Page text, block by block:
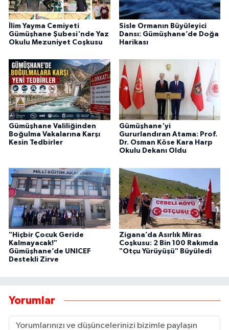
İlim Yayma Cemiyeti
Gümüşhane Şubesi'nde Yaz
Okulu Mezuniyet Coşkusu
Sisle Ormanın Büyüleyici
Dansı: Gümüşhane’de Doğa
Harikası
Gümüşhane Valiliğinden
Boğulma Vakalarına Karşı
Kesin Tedbirler
Gümüşhane'yi
Gururlandıran Atama: Prof.
Dr. Osman Köse Kara Harp
Okulu Dekanı Oldu
"Hiçbir Çocuk Geride
Kalmayacak!"
Gümüşhane’de UNICEF
Destekli Zirve
Zigana’da Asırlık Miras
Coşkusu: 2 Bin 100 Rakımda
"Otçu Yürüyüşü" Büyüledi
Yorumlar